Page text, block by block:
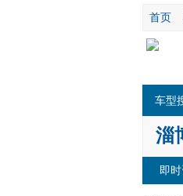
首页
车型
淄
即